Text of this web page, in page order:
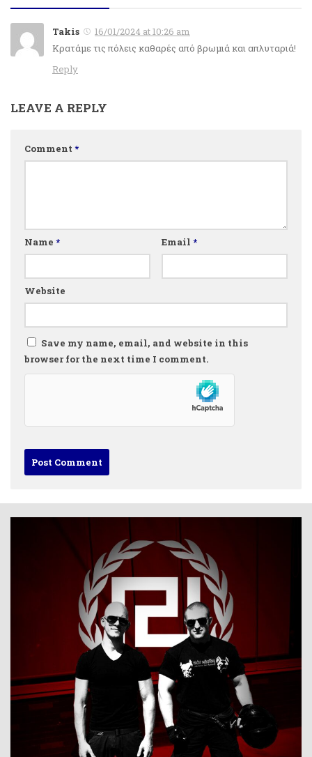
Takis
16/01/2024 at 10:26 am
Κρατάμε τις πόλεις καθαρές από βρωμιά και απλυταριά!
Reply
LEAVE A REPLY
Comment *
Name * Email *
Website
Save my name, email, and website in this
browser for the next time I comment.